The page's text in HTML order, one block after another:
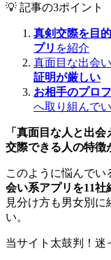
💡 記事の3ポイント
真剣交際を目
プリ を紹介
真面目な出会
証明が厳しい
お相手のプロ
へ取り組んで
「真面目な人と出
交際できる人の特徴
このように悩んでい
会い系アプリを11社
見分け方も男女別に
い。
当サイト太鼓判！迷